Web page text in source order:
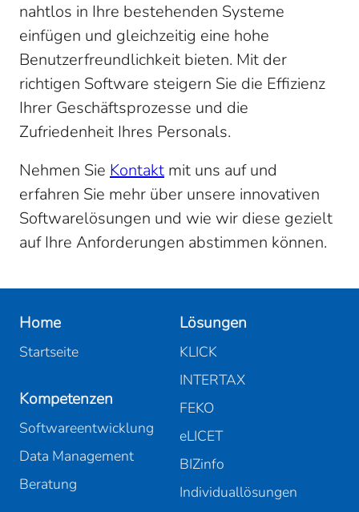
nahtlos in Ihre bestehenden Systeme
einfügen und gleichzeitig eine hohe
Benutzerfreundlichkeit bieten. Mit der
richtigen Software steigern Sie die Effizienz
Ihrer Geschäftsprozesse und die
Zufriedenheit Ihres Personals.
Nehmen Sie Kontakt mit uns auf und
erfahren Sie mehr über unsere innovativen
Softwarelösungen und wie wir diese gezielt
auf Ihre Anforderungen abstimmen können.
Home
Startseite
Kompetenzen
Softwareentwicklung
Data Management
Beratung
Lösungen
KLICK
INTERTAX
FEKO
eLICET
BIZinfo
Individuallösungen